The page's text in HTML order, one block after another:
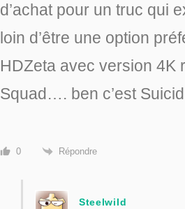
d’achat pour un truc qui
loin d’être une option
HDZeta avec version 4K
Squad…. ben c’est
0 Répondre
Steelwild